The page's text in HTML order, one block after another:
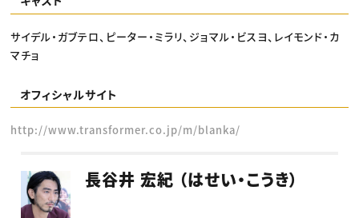
サイデル・ガブテロ、ピーター・ミラリ、ジョマル・ビスヨ、レイモンド・カ
マチョ
オフィシャルサイト
http://www.transformer.co.jp/m/blanka/
長谷井 宏紀 （はせい・こうき）